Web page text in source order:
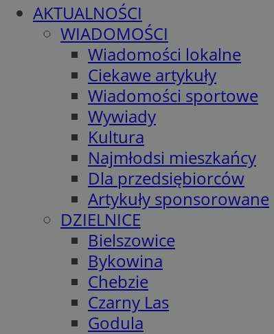
AKTUALNOŚCI
WIADOMOŚCI
Wiadomości lokalne
Ciekawe artykuły
Wiadomości sportowe
Wywiady
Kultura
Najmłodsi mieszkańcy
Dla przedsiębiorców
Artykuły sponsorowane
DZIELNICE
Bielszowice
Bykowina
Chebzie
Czarny Las
Godula